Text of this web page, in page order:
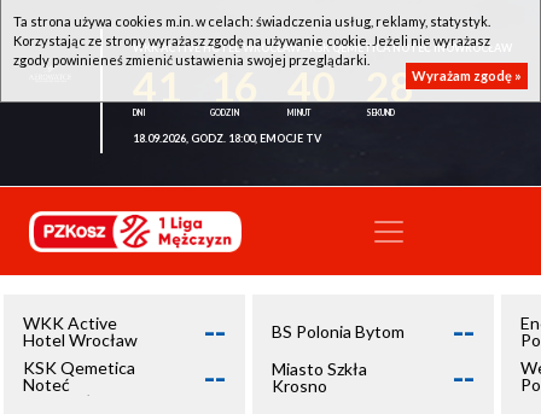
WKK ACTIVE HOTEL WROCŁAW - KSK QEMETICA NOTEĆ INOWROCŁAW
28
18.09.2026, GODZ. 18:00, EMOCJE TV
WKK Active
Hotel Wrocław
--
KSK Qemetica
Noteć
Inowrocław
--
BS Polonia Bytom --
Miasto Szkła
Krosno
--
Ta strona używa cookies m.in. w celach: świadczenia usług, reklamy, statystyk.
Korzystając ze strony wyrażasz zgodę na używanie cookie. Jeżeli nie wyrażasz
zgody powinieneś zmienić ustawienia swojej przeglądarki.
Wyrażam zgodę »